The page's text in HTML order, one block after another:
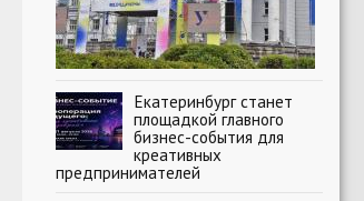
Екатеринбург станет
площадкой главного
бизнес-события для
креативных
предпринимателей